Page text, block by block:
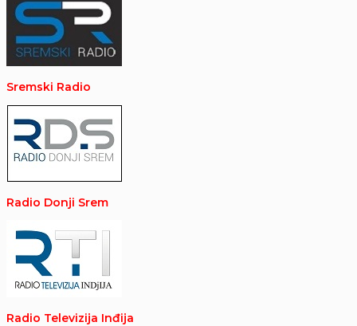
Sremski Radio
Radio Donji Srem
Radio Televizija Inđija